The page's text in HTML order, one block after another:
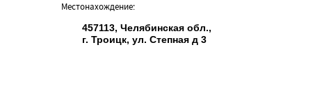
Местонахождение:
457113, Челябинская обл.,
г. Троицк, ул. Степная д 3